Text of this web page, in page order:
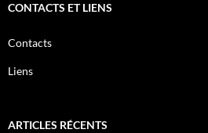
CONTACTS ET LIENS
Contacts
Liens
ARTICLES RÉCENTS